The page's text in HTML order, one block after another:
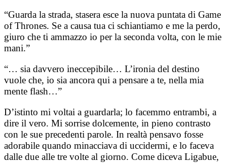
“Guarda la strada, stasera esce la nuova puntata di Game
of Thrones. Se a causa tua ci schiantiamo e me la perdo,
giuro che ti ammazzo io per la seconda volta, con le mie
mani.”
“… sia davvero ineccepibile… L’ironia del destino
vuole che, io sia ancora qui a pensare a te, nella mia
mente flash…”
D’istinto mi voltai a guardarla; lo facemmo entrambi, a
dire il vero. Mi sorrise dolcemente, in pieno contrasto
con le sue precedenti parole. In realtà pensavo fosse
adorabile quando minacciava di uccidermi, e lo faceva
dalle due alle tre volte al giorno. Come diceva Ligabue,